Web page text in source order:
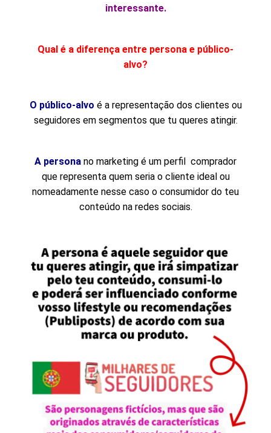
interessante.
Qual é a diferença entre persona e público-
alvo?
O público-alvo é a representação dos clientes ou
seguidores em segmentos que tu queres atingir.
A persona no marketing é um perfil comprador
que representa quem seria o cliente ideal ou
nomeadamente nesse caso o consumidor do teu
conteúdo na redes sociais.